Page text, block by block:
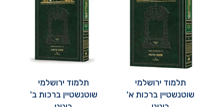
תלמוד ירושלמי
שוטנשטיין ברכות א'
תלמוד ירושלמי
שוטנשטיין ברכות ב'